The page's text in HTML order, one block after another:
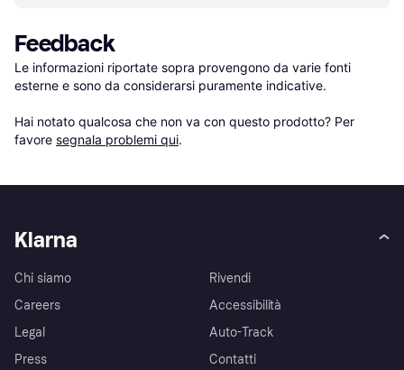
Feedback
Le informazioni riportate sopra provengono da varie fonti
esterne e sono da considerarsi puramente indicative.
Hai notato qualcosa che non va con questo prodotto? Per
favore segnala problemi qui.
Klarna
Chi siamo
Careers
Legal
Press
Rivendi
Accessibilità
Auto-Track
Contatti